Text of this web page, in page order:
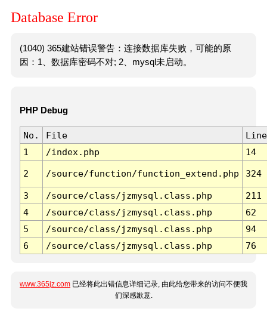
Database Error
(1040) 365建站错误警告：连接数据库失败，可能的原
因：1、数据库密码不对; 2、mysql未启动。
PHP Debug
No. File
Line
1
/index.php 14
2 /source/function/function_extend.php 324
3 /source/class/jzmysql.class.php
211
4
/source/class/jzmysql.class.php
62
5
/source/class/jzmysql.class.php
94
6
/source/class/jzmysql.class.php 76
www.365jz.com 已经将此出错信息详细记录, 由此给您带来的访问不便我
们深感歉意.